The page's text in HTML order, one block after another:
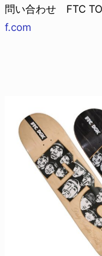
問い合わせ FTC
f.com